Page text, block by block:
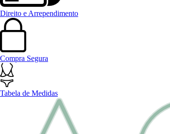
Direito e Arrependimento
Compra Segura
Tabela de Medidas